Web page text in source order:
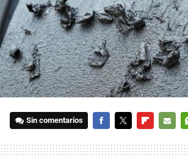
Sin comentarios
MAIL